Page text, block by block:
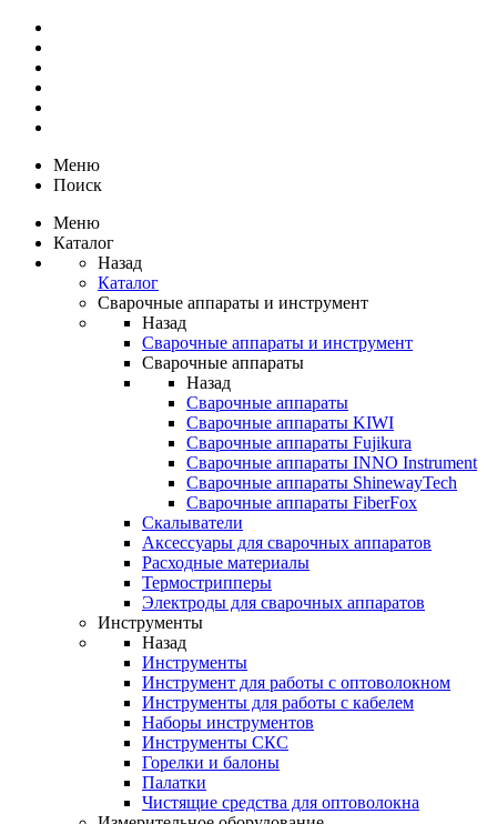
Меню
Поиск
Меню
Каталог
Назад
Каталог
Сварочные аппараты и инструмент
Назад
Сварочные аппараты и инструмент
Сварочные аппараты
Назад
Сварочные аппараты
Сварочные аппараты KIWI
Сварочные аппараты Fujikura
Сварочные аппараты INNO Instrument
Сварочные аппараты ShinewayTech
Cварочные аппараты FiberFox
Скалыватели
Аксессуары для сварочных аппаратов
Расходные материалы
Термострипперы
Электроды для сварочных аппаратов
Инструменты
Назад
Инструменты
Инструмент для работы с оптоволокном
Инструменты для работы с кабелем
Наборы инструментов
Инструменты СКС
Горелки и балоны
Палатки
Чистящие средства для оптоволокна